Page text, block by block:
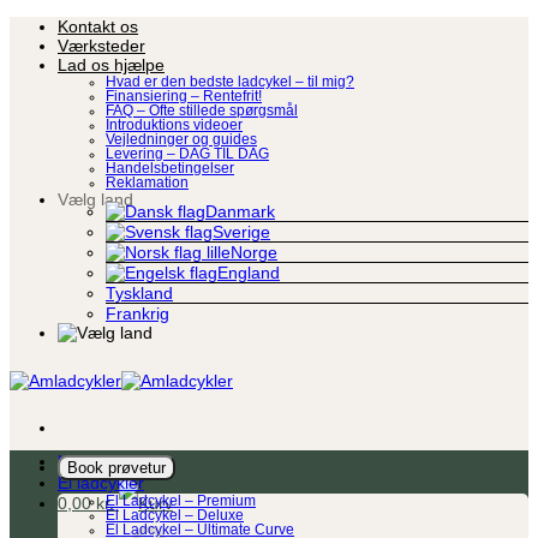
Fortsæt
indhold
Kontakt os
Værksteder
Lad os hjælpe
Hvad er den bedste ladcykel – til mig?
Finansiering – Rentefrit!
FAQ – Ofte stillede spørgsmål
Introduktions videoer
Vejledninger og guides
Levering – DAG TIL DAG
Handelsbetingelser
Reklamation
Vælg land
Danmark
Sverige
Norge
England
Tyskland
Frankrig
Book prøvetur
0,00kr.
Ladcykel
El ladcykler
El Ladcykel – Premium
El Ladcykel – Deluxe
El Ladcykel – Ultimate Curve